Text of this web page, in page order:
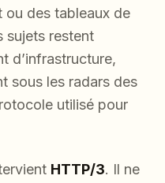
ou des tableaux de
sujets restent
d’infrastructure,
sous les radars des
utilisé pour
HTTP/3. Il ne